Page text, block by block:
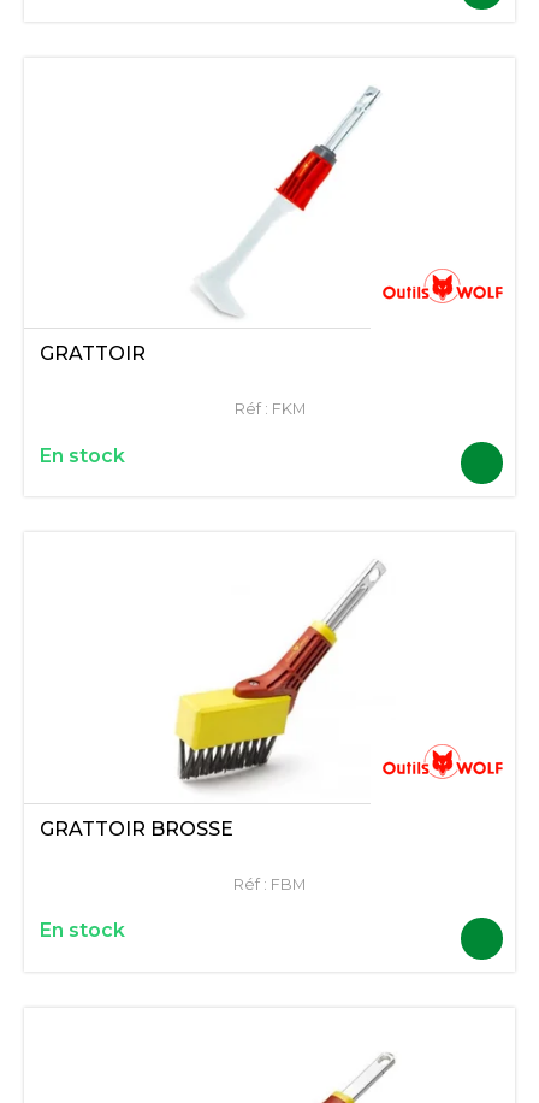
GRATTOIR
Réf : FKM
En stock
GRATTOIR BROSSE
Réf : FBM
En stock